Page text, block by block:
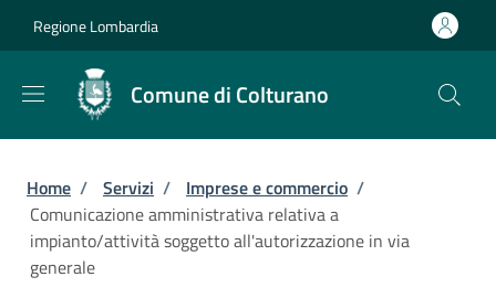
Regione Lombardia
Comune di Colturano
Briciole di pane
Home / Servizi / Imprese e commercio /
Comunicazione amministrativa relativa a
impianto/attività soggetto all'autorizzazione in via
generale